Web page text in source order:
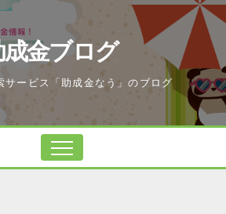
金ブログ
サービス「助成金なう」のブログ